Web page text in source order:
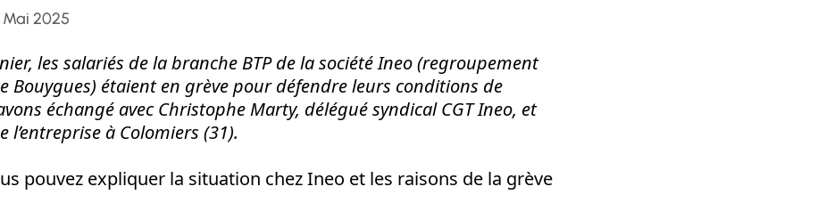
2025
les salariés de la branche BTP de la société Ineo (regroupement
Bouygues) étaient en grève pour défendre leurs conditions de
échangé avec Christophe Marty, délégué syndical CGT Ineo, et
l’entreprise à Colomiers (31).
pouvez expliquer la situation chez Ineo et les raisons de la grève